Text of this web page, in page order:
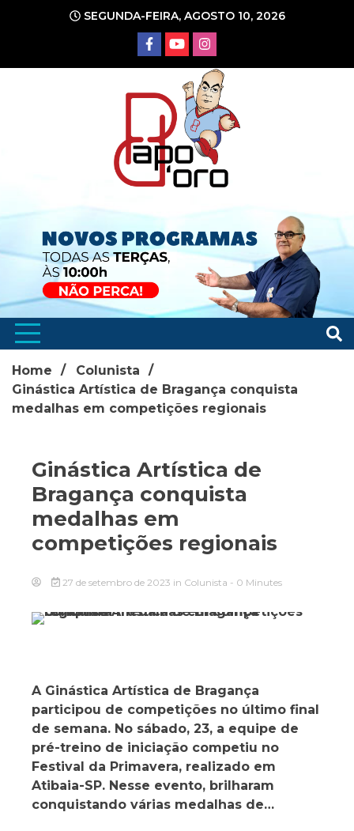
conteúdo
SEGUNDA-FEIRA, AGOSTO 10, 2026
Home
Colunista
Ginástica Artística de Bragança conquista
medalhas em competições regionais
Ginástica Artística de
Bragança conquista
medalhas em
competições regionais
27 de setembro de 2023 in Colunista - 0 Minutes
A Ginástica Artística de Bragança
participou de competições no último final
de semana. No sábado, 23, a equipe de
pré-treino de iniciação competiu no
Festival da Primavera, realizado em
Atibaia-SP. Nesse evento, brilharam
conquistando várias medalhas de…